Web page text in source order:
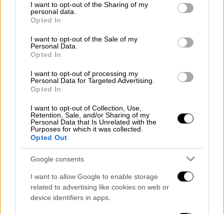
not limited to your visit or usage behaviour. You may click to
grant or deny consent to Google and its third-party tags to
use your data for below specified purposes in below Google
consent section.
I want to opt-out of the Sharing of my
personal data.
Opted In
I want to opt-out of the Sale of my
Personal Data.
Opted In
I want to opt-out of processing my
Personal Data for Targeted Advertising.
Opted In
I want to opt-out of Collection, Use,
Retention, Sale, and/or Sharing of my
Personal Data that Is Unrelated with the
Purposes for which it was collected.
Opted Out
Google consents
I want to allow Google to enable storage
related to advertising like cookies on web or
device identifiers in apps.
«Θα διασφαλίσουμε ότι θα έχουν τη
που χρειάζονται οι πολίτες τους και ότι θα
μπορούν να συνεχίσουν να υπερασπίζονται